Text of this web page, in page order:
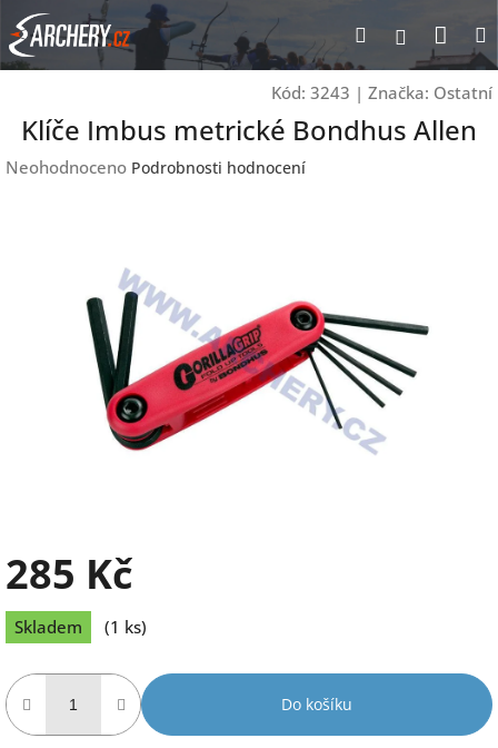
Přejít
na
obsah
Hledat
Kód: 3243 | Značka: Ostatní
Klíče Imbus metrické Bondhus Allen
Průměrné
Neohodnoceno Podrobnosti hodnocení
285 Kč
Měrná
cena:
Skladem (1 ks)
Do košíku